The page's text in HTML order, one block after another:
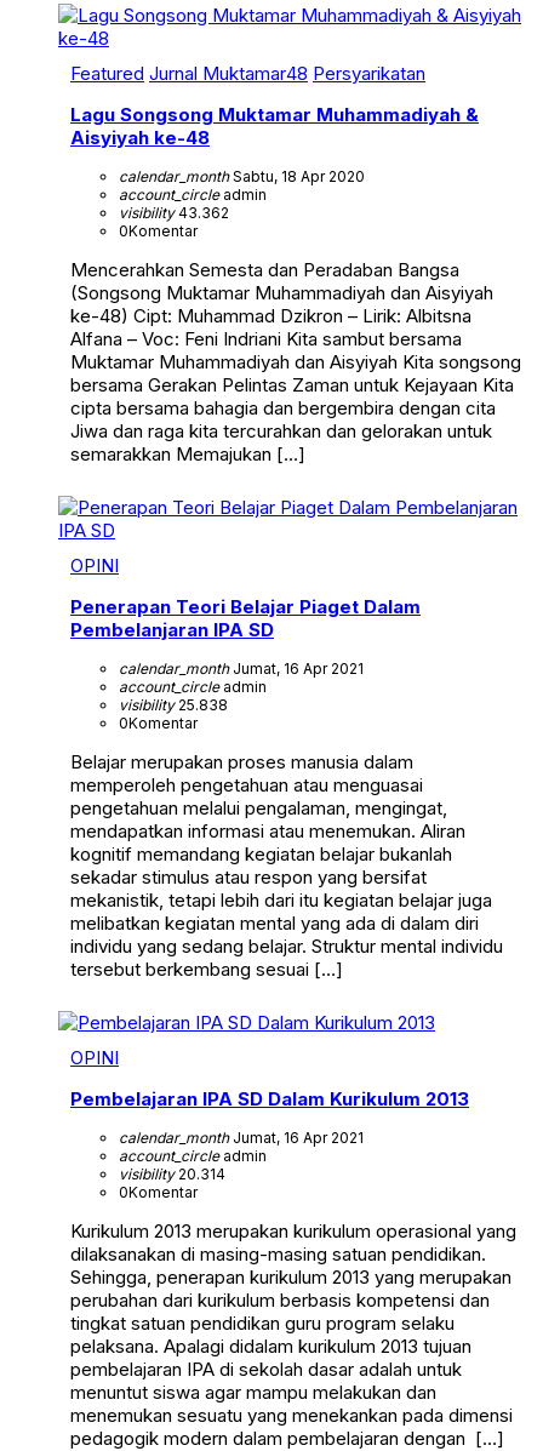
Featured Jurnal Muktamar48 Persyarikatan
Lagu Songsong Muktamar Muhammadiyah &
Aisyiyah ke-48
calendar_monthSabtu, 18 Apr 2020
account_circleadmin
visibility43.362
0Komentar
Mencerahkan Semesta dan Peradaban Bangsa
(Songsong Muktamar Muhammadiyah dan Aisyiyah
ke-48) Cipt: Muhammad Dzikron – Lirik: Albitsna
Alfana – Voc: Feni Indriani Kita sambut bersama
Muktamar Muhammadiyah dan Aisyiyah Kita songsong
bersama Gerakan Pelintas Zaman untuk Kejayaan Kita
cipta bersama bahagia dan bergembira dengan cita
Jiwa dan raga kita tercurahkan dan gelorakan untuk
semarakkan Memajukan […]
OPINI
Penerapan Teori Belajar Piaget Dalam
Pembelanjaran IPA SD
calendar_monthJumat, 16 Apr 2021
account_circleadmin
visibility25.838
0Komentar
Belajar merupakan proses manusia dalam
memperoleh pengetahuan atau menguasai
pengetahuan melalui pengalaman, mengingat,
mendapatkan informasi atau menemukan. Aliran
kognitif memandang kegiatan belajar bukanlah
sekadar stimulus atau respon yang bersifat
mekanistik, tetapi lebih dari itu kegiatan belajar juga
melibatkan kegiatan mental yang ada di dalam diri
individu yang sedang belajar. Struktur mental individu
tersebut berkembang sesuai […]
OPINI
Pembelajaran IPA SD Dalam Kurikulum 2013
calendar_monthJumat, 16 Apr 2021
account_circleadmin
visibility20.314
0Komentar
Kurikulum 2013 merupakan kurikulum operasional yang
dilaksanakan di masing-masing satuan pendidikan.
Sehingga, penerapan kurikulum 2013 yang merupakan
perubahan dari kurikulum berbasis kompetensi dan
tingkat satuan pendidikan guru program selaku
pelaksana. Apalagi didalam kurikulum 2013 tujuan
pembelajaran IPA di sekolah dasar adalah untuk
menuntut siswa agar mampu melakukan dan
menemukan sesuatu yang menekankan pada dimensi
pedagogik modern dalam pembelajaran dengan […]